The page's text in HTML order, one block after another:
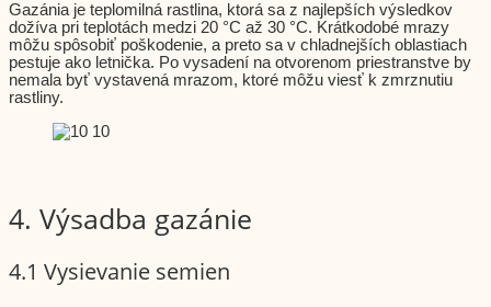
Gazánia je teplomilná rastlina, ktorá sa z najlepších výsledkov
dožíva pri teplotách medzi 20 °C až 30 °C. Krátkodobé mrazy
môžu spôsobiť poškodenie, a preto sa v chladnejších oblastiach
pestuje ako letnička. Po vysadení na otvorenom priestranstve by
nemala byť vystavená mrazom, ktoré môžu viesť k zmrznutiu
rastliny.
4. Výsadba gazánie
4.1 Vysievanie semien